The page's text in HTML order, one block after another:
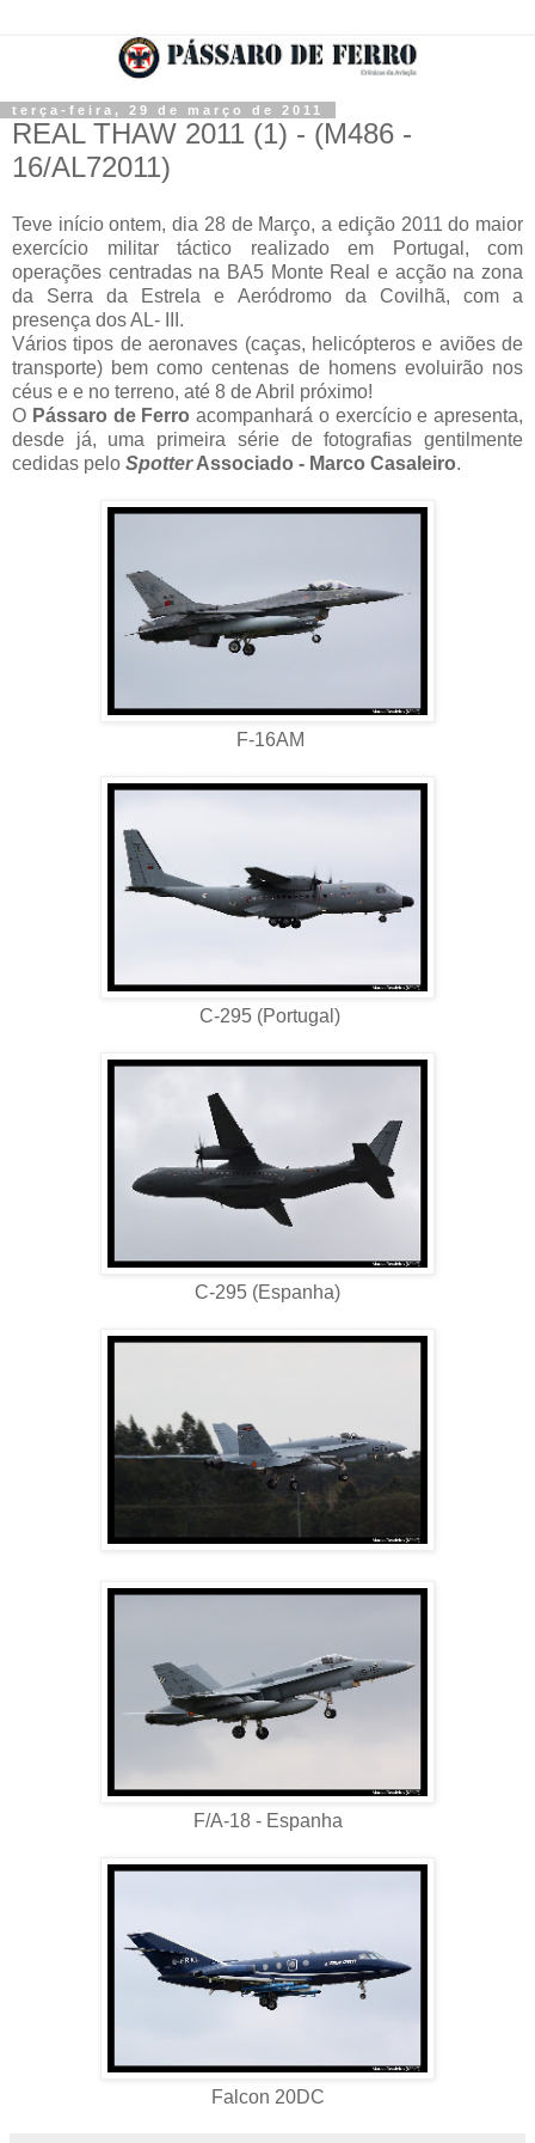
terça-feira, 29 de março de 2011
REAL THAW 2011 (1) - (M486 -
16/AL72011)
Teve início ontem, dia 28 de Março, a edição 2011 do maior
exercício militar táctico realizado em Portugal, com
operações centradas na BA5 Monte Real e acção na zona
da Serra da Estrela e Aeródromo da Covilhã, com a
presença dos AL- III.
Vários tipos de aeronaves (caças, helicópteros e aviões de
transporte) bem como centenas de homens evoluirão nos
céus e e no terreno, até 8 de Abril próximo!
O Pássaro de Ferro acompanhará o exercício e apresenta,
desde já, uma primeira série de fotografias gentilmente
cedidas pelo SpotterAssociado - Marco Casaleiro.
F-16AM
C-295 (Portugal)
C-295 (Espanha)
F/A-18 - Espanha
Falcon 20DC